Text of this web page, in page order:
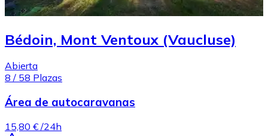
Bédoin, Mont Ventoux (Vaucluse)
Abierta
8 / 58 Plazas
Área de autocaravanas
15,80 € /24h